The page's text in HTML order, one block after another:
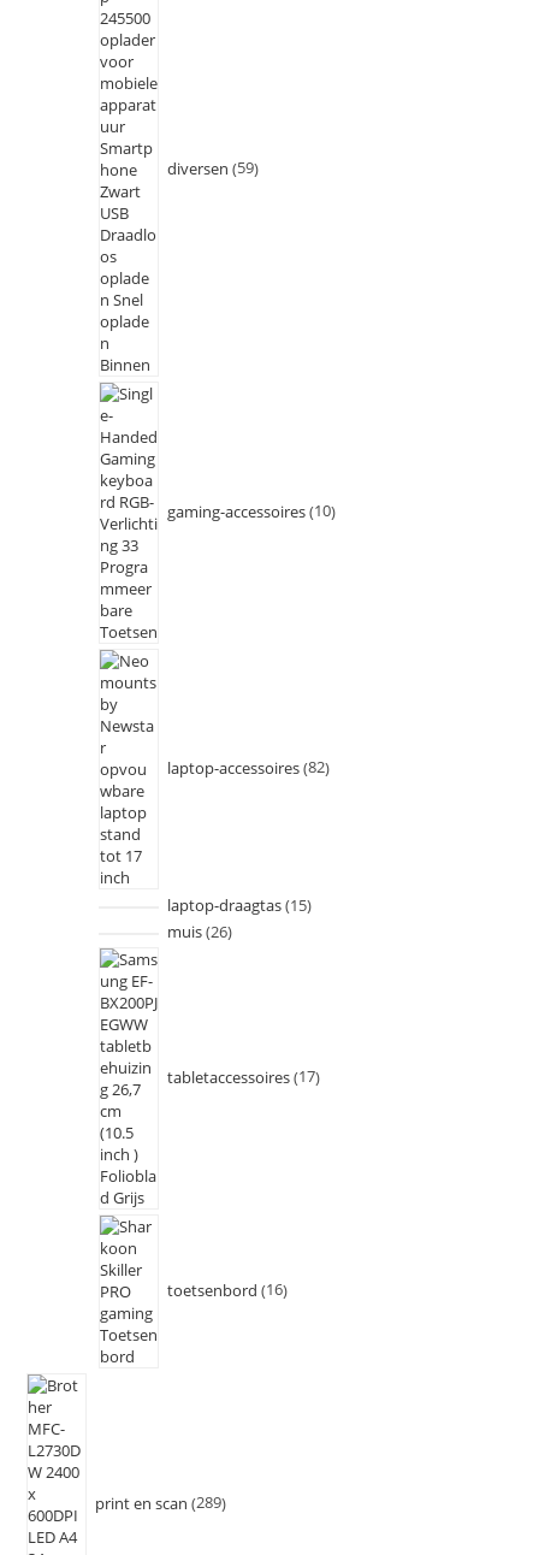
diversen 59
gaming-accessoires 10
laptop-accessoires 82
laptop-draagtas 15
muis 26
tabletaccessoires 17
toetsenbord 16
print en scan 289